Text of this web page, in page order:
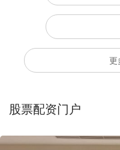
更
股票配资门户